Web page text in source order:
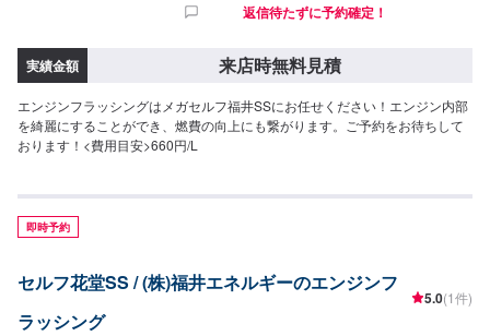
返信待たずに予約確定！
実績金額 来店時無料見積
エンジンフラッシングはメガセルフ福井SSにお任せください！エンジン内部
を綺麗にすることができ、燃費の向上にも繋がります。ご予約をお待ちして
おります！<費用目安>660円/L
即時予約
セルフ花堂SS / (株)福井エネルギーのエンジンフ
ラッシング
5.0(1件)